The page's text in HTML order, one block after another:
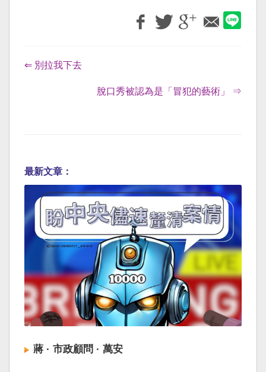
⇐ 別拉我下去
脫口秀被認為是「冒犯的藝術」 ⇒
最新文章：
蔣 · 市政顧問 · 萬安